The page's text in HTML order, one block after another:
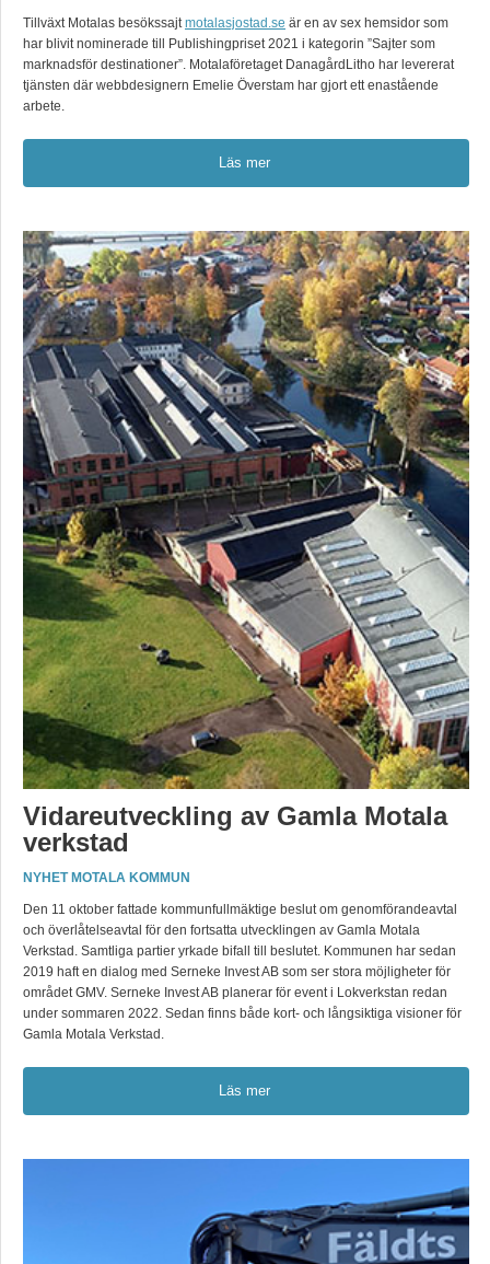
Tillväxt Motalas besökssajtmotalasjostad.se är en av sex hemsidor som
har blivit nominerade till Publishingpriset 2021 i kategorin ”Sajter som
marknadsför destinationer”. Motalaföretaget DanagårdLitho har levererat
tjänsten där webbdesignern Emelie Överstam har gjort ett enastående
arbete.
Läs mer
Vidareutveckling av Gamla Motala
verkstad
NYHET MOTALA KOMMUN
Den 11 oktober fattade kommunfullmäktige beslut om genomförandeavtal
och överlåtelseavtal för den fortsatta utvecklingen av Gamla Motala
Verkstad. Samtliga partier yrkade bifall till beslutet. Kommunen har sedan
2019 haft en dialog med Serneke Invest AB som ser stora möjligheter för
området GMV. Serneke Invest AB planerar för event i Lokverkstan redan
under sommaren 2022. Sedan finns både kort- och långsiktiga visioner för
Gamla Motala Verkstad.
Läs mer